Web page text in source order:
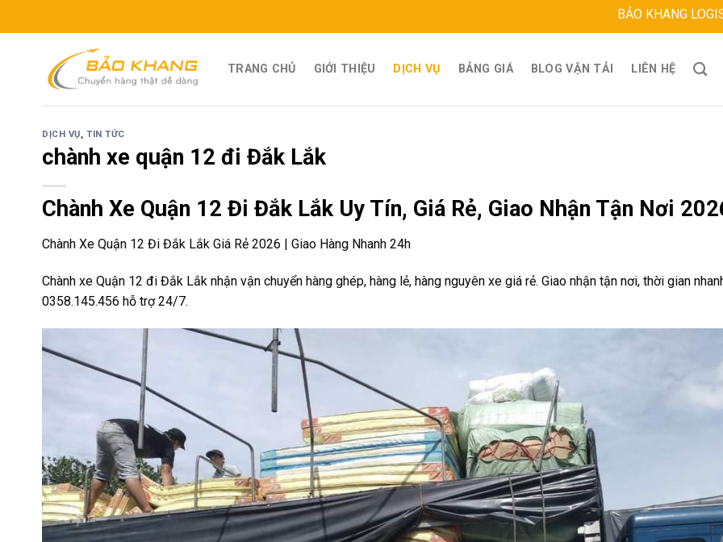
to
BẢO KHANG LOGISTICS Địa
TRANG CHỦ GIỚI THIỆU DỊCH VỤ BẢNG GIÁ BLOG VẬN TẢI LIÊN HỆ
DỊCH VỤ,TIN TỨC
chành xe quận 12 đi Đắk Lắk
Chành Xe Quận 12 Đi Đắk Lắk Uy Tín, Giá Rẻ, Giao Nhận Tận Nơi
Chành Xe Quận 12 Đi Đắk Lắk Giá Rẻ 2026 | Giao Hàng Nhanh 24h
Chành xe Quận 12 đi Đắk Lắk nhận vận chuyển hàng ghép, hàng lẻ, hàng nguyên xe giá rẻ. Giao nhận tận nơi, thời gian
0358.145.456 hỗ trợ 24/7.